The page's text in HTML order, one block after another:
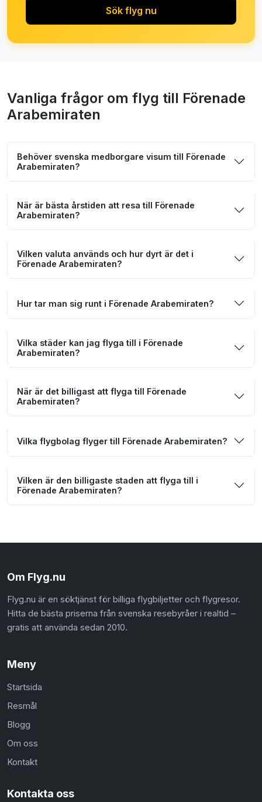
Sök flyg nu
Vanliga frågor om flyg till Förenade
Arabemiraten
Behöver svenska medborgare visum till Förenade
Arabemiraten?
När är bästa årstiden att resa till Förenade
Arabemiraten?
Vilken valuta används och hur dyrt är det i
Förenade Arabemiraten?
Hur tar man sig runt i Förenade Arabemiraten?
Vilka städer kan jag flyga till i Förenade
Arabemiraten?
När är det billigast att flyga till Förenade
Arabemiraten?
Vilka flygbolag flyger till Förenade Arabemiraten?
Vilken är den billigaste staden att flyga till i
Förenade Arabemiraten?
Om Flyg.nu
Flyg.nu är en söktjänst för billiga flygbiljetter och flygresor.
Hitta de bästa priserna från svenska resebyråer i realtid –
gratis att använda sedan 2010.
Meny
Startsida
Resmål
Blogg
Om oss
Kontakt
Kontakta oss